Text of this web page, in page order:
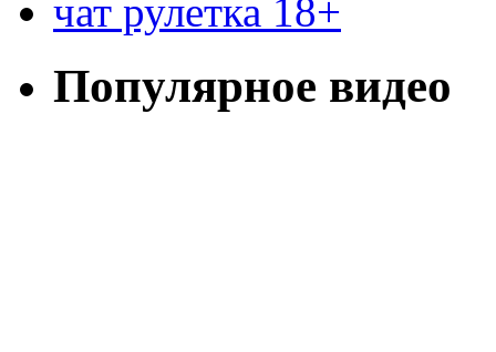
чат рулетка 18+
Популярное видео